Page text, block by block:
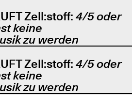
Zell:stoff: 4/5 oder
keine
zu werden
Zell:stoff: 4/5 oder
keine
zu werden